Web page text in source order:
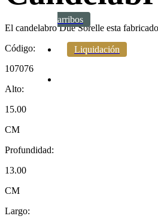
arribos
Liquidación
El candelabro Due Sorelle esta
Código:
107076
Alto:
15.00
CM
Profundidad:
13.00
CM
Largo: